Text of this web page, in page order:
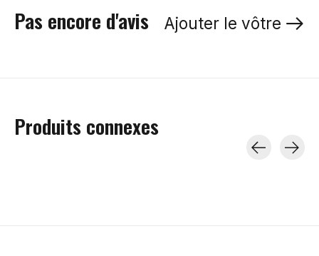
Pas encore d'avis Ajouter le vôtre
Produits connexes